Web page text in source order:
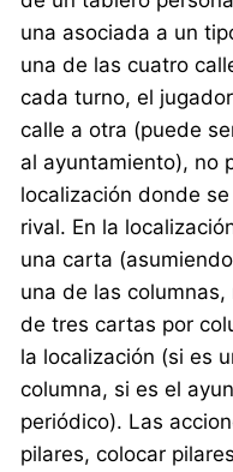
una asociada a un
una de las cuatro
cada turno, el
calle a otra (puede
al ayuntamiento), no
localización donde
rival. En la
una carta
una de las
de tres cartas por
la localización (si es
columna, si es el
periódico). Las
pilares, colocar